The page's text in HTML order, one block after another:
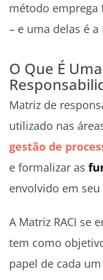
método emprega
– e uma delas é a
O Que É
Matriz de
utilizado nas
gestão de
e formalizar as
envolvido em
A Matriz RACI se
tem como
papel de cada